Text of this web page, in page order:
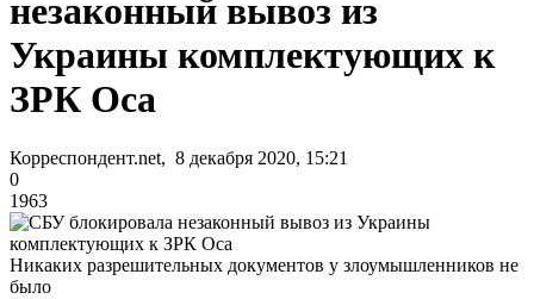
незаконный вывоз из
Украины комплектующих к
ЗРК Оса
Корреспондент.net, 8 декабря 2020, 15:21
0
1963
Никаких разрешительных документов у злоумышленников не
было